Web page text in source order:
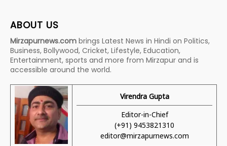
ABOUT US
Mirzapurnews.com brings Latest News in Hindi on Politics,
Business, Bollywood, Cricket, Lifestyle, Education,
Entertainment, sports and more from Mirzapur and is
accessible around the world.
Virendra Gupta
Editor-in-Chief
(+91) 9453821310
editor@mirzapurnews.com